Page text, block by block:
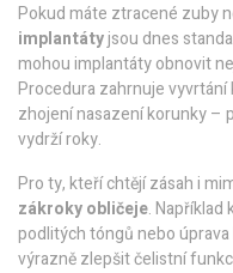
Pokud máte ztracené zuby
implantátyjsou dnes
mohou implantáty obnovit
Procedura zahrnuje
zhojení nasazení korunky –
vydrží roky.
Pro ty, kteří chtějí zásah i
zákroky obličeje.
podlitých tóngů nebo
výrazně zlepšit čelistní